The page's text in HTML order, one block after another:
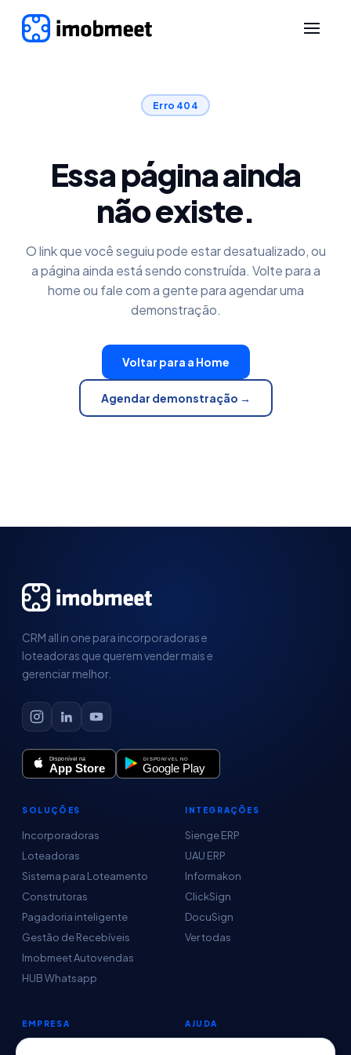
Erro 404
Essa página ainda
não existe.
O link que você seguiu pode estar desatualizado, ou
a página ainda está sendo construída. Volte para a
home ou fale com a gente para agendar uma
demonstração.
Voltar para a Home
Agendar demonstração →
CRM all in one para incorporadoras e
loteadoras que querem vender mais e
gerenciar melhor.
SOLUÇÕES
Incorporadoras
Loteadoras
Sistema para Loteamento
Construtoras
Pagadoria inteligente
Gestão de Recebíveis
Imobmeet Autovendas
HUB Whatsapp
INTEGRAÇÕES
Sienge ERP
UAU ERP
Informakon
ClickSign
DocuSign
Ver todas
EMPRESA AJUDA